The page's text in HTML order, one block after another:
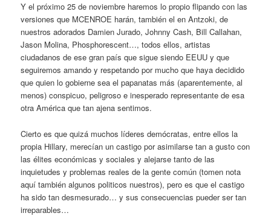
Y el próximo 25 de noviembre haremos lo propio flipando con las
versiones que MCENROE harán, también el en Antzoki, de
nuestros adorados Damien Jurado, Johnny Cash, Bill Callahan,
Jason Molina, Phosphorescent…, todos ellos, artistas
ciudadanos de ese gran país que sigue siendo EEUU y que
seguiremos amando y respetando por mucho que haya decidido
que quien lo gobierne sea el papanatas más (aparentemente, al
menos) conspicuo, peligroso e inesperado representante de esa
otra América que tan ajena sentimos.
Cierto es que quizá muchos líderes demócratas, entre ellos la
propia Hillary, merecían un castigo por asimilarse tan a gusto con
las élites económicas y sociales y alejarse tanto de las
inquietudes y problemas reales de la gente común (tomen nota
aquí también algunos politicos nuestros), pero es que el castigo
ha sido tan desmesurado… y sus consecuencias pueder ser tan
irreparables…